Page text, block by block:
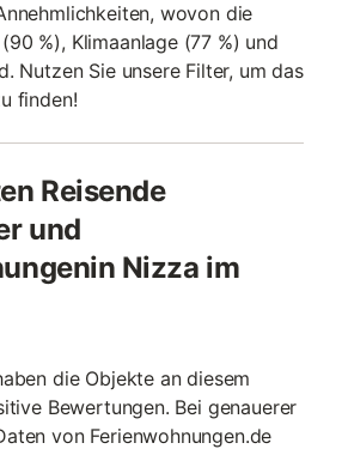
wovon die
%), Klimaanlage (77 %) und
Nutzen Sie unsere Filter, um das
finden!
Reisende
und
Nizza im
die Objekte an diesem
Bewertungen. Bei genauerer
von Ferienwohnungen.de